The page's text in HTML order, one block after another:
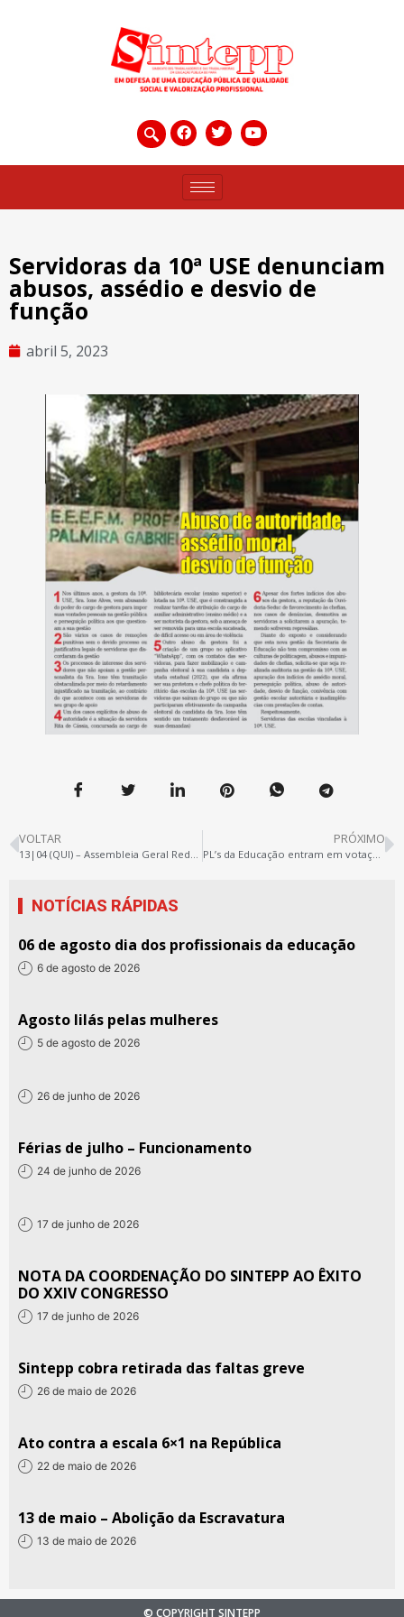
Servidoras da 10ª USE denunciam
abusos, assédio e desvio de
função
abril 5, 2023
VOLTAR PRÓXIMO
NOTÍCIAS RÁPIDAS
06 de agosto dia dos profissionais da educação
6 de agosto de 2026
Agosto lilás pelas mulheres
5 de agosto de 2026
26 de junho de 2026
Férias de julho – Funcionamento
24 de junho de 2026
17 de junho de 2026
NOTA DA COORDENAÇÃO DO SINTEPP AO ÊXITO
DO XXIV CONGRESSO
17 de junho de 2026
Sintepp cobra retirada das faltas greve
26 de maio de 2026
Ato contra a escala 6×1 na República
22 de maio de 2026
13 de maio – Abolição da Escravatura
13 de maio de 2026
© COPYRIGHT SINTEPP